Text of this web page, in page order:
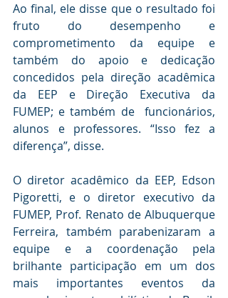
Ao final, ele disse que o resultado foi
fruto do desempenho e
comprometimento da equipe e
também do apoio e dedicação
concedidos pela direção acadêmica
da EEP e Direção Executiva da
FUMEP; e também de  funcionários,
alunos e professores. “Isso fez a
diferença”, disse.
O diretor acadêmico da EEP, Edson
Pigoretti, e o diretor executivo da
FUMEP, Prof. Renato de Albuquerque
Ferreira, também parabenizaram a
equipe e a coordenação pela
brilhante participação em um dos
mais importantes eventos da